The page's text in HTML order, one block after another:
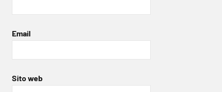
Email
Sito web